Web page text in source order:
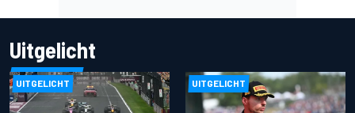
Uitgelicht
UITGELICHT UITGELICHT